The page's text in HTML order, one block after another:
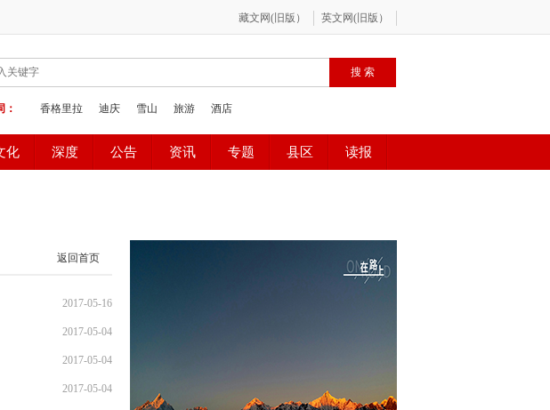
返回首页
2017-05-16
2017-05-04
2017-05-04
2017-05-04